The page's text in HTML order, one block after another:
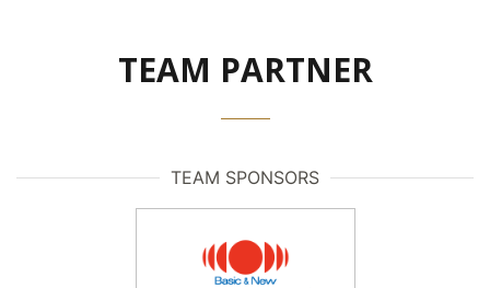
TEAM PARTNER
TEAM SPONSORS